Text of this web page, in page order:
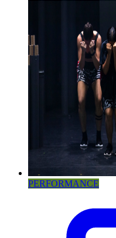
PERFORMANCE